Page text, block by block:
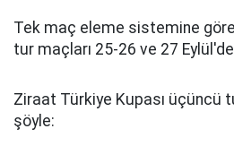
Tek maç eleme sistemine
tur maçları 25-26 ve 27
Ziraat Türkiye Kupası üçüncü
şöyle: